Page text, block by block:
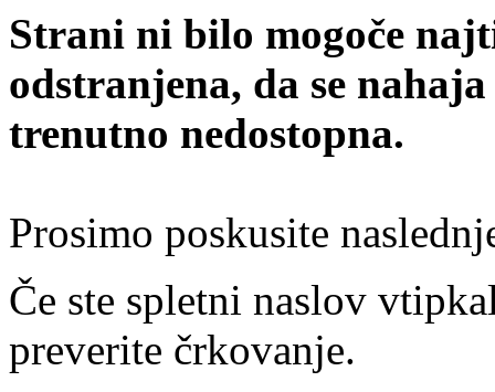
Strani ni bilo mogoče
odstranjena, da se
trenutno nedostopna.
Prosimo poskusite
Če ste spletni naslov
preverite črkovanje.